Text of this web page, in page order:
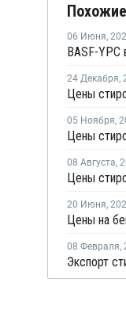
06 Июня,
24 Декабря,
Цены
05 Ноября,
Цены
08 Августа,
Цены
20 Июня,
08 Февраля,
Экспорт